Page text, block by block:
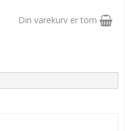
Din varekurv er tom